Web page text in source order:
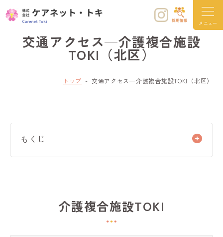
メニュー
交通アクセス─介護複合施設
TOKI（北区）
トップ 交通アクセス─介護複合施設TOKI（北区）
もくじ
介護複合施設TOKI